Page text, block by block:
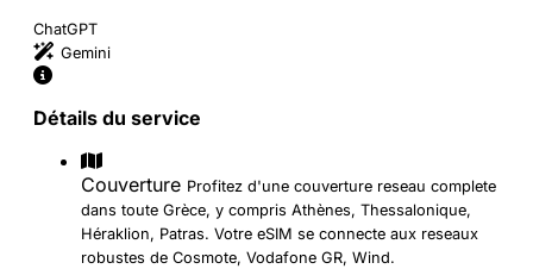
ChatGPT
Gemini
Détails du service
Couverture Profitez d'une couverture reseau complete
dans toute Grèce, y compris Athènes, Thessalonique,
Héraklion, Patras. Votre eSIM se connecte aux reseaux
robustes de Cosmote, Vodafone GR, Wind.